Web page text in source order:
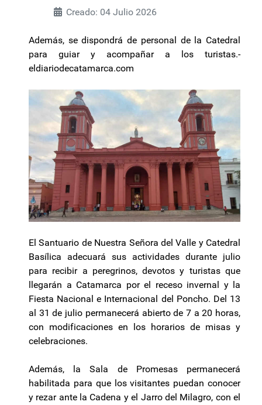
Creado: 04 Julio 2026
Además, se dispondrá de personal de la Catedral
para guiar y acompañar a los turistas.-
eldiariodecatamarca.com
El Santuario de Nuestra Señora del Valle y Catedral
Basílica adecuará sus actividades durante julio
para recibir a peregrinos, devotos y turistas que
llegarán a Catamarca por el receso invernal y la
Fiesta Nacional e Internacional del Poncho. Del 13
al 31 de julio permanecerá abierto de 7 a 20 horas,
con modificaciones en los horarios de misas y
celebraciones.
Además, la Sala de Promesas permanecerá
habilitada para que los visitantes puedan conocer
y rezar ante la Cadena y el Jarro del Milagro, con el